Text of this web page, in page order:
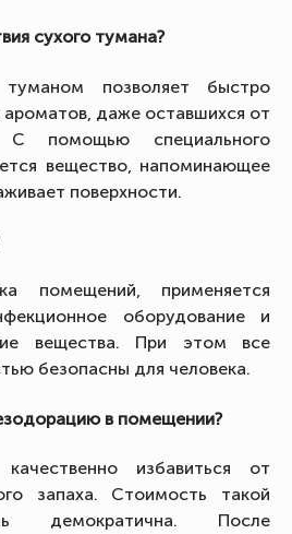
сухого тумана?
позволяет быстро
ароматов, даже оставшихся от
С помощью специального
вещество, напоминающее
поверхности.
помещений, применяется
оборудование и
вещества. При этом все
безопасны для человека.
в помещении?
избавиться от
запаха. Стоимость такой
демократична. После